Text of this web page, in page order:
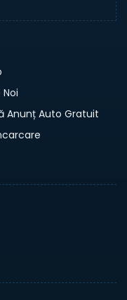
Anunț Auto Gratuit